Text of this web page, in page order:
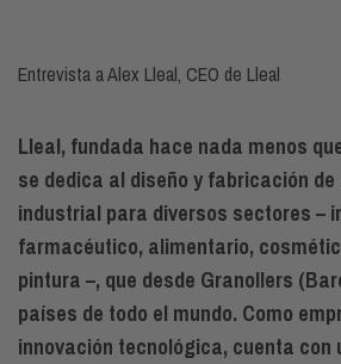
Entrevista a Alex Lleal, CEO de Lleal
Lleal, fundada hace nada menos
se dedica al diseño y fabricación
industrial para diversos sectores –
farmacéutico, alimentario,
pintura –, que desde Granollers
países de todo el mundo. Como
innovación tecnológica, cuenta con